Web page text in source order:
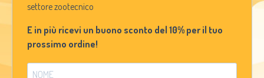
settore zootecnico
E in più ricevi un buono sconto del 10% per il tuo
prossimo ordine!